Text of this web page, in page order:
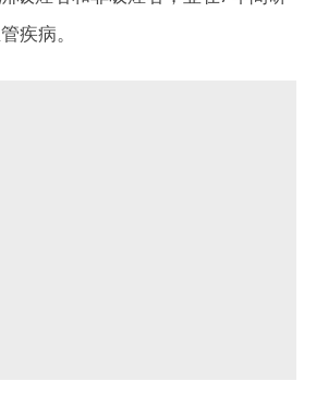
疾病。